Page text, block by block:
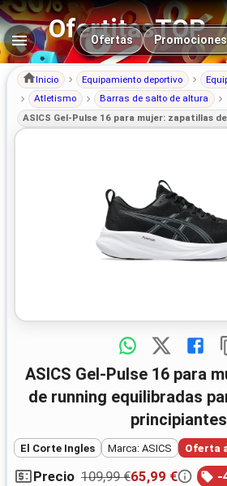
OfertitasTOP
Navegación principal
Ofertas Promociones
Inicio Equipamiento deportivo
Atletismo
Barras de salto de altura
ASICS Gel-Pulse 16 para mujer: zapatillas
ASICS Gel-Pulse 16 para mujer: zapatillas
de running equilibradas
principiantes
El Corte Ingles Marca: ASICS Oferta
Precio 109,99 €65,99 € -